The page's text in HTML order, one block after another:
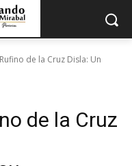
de la Cruz Disla: Un
de la Cruz